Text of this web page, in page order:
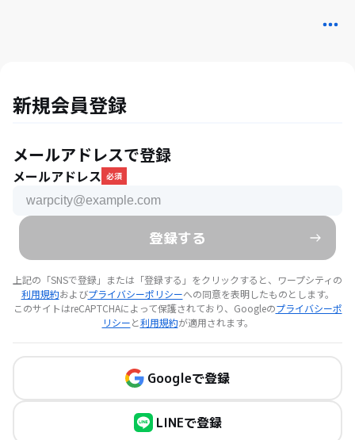
新規会員登録
メールアドレスで登録
メールアドレス 必須
登録する
上記の「SNSで登録」または「登録する」をクリックすると、ワープシティの
利用規約およびプライバシーポリシーへの同意を表明したものとします。
このサイトはreCAPTCHAによって保護されており、Googleのプライバシーポ
リシーと利用規約が適用されます。
Googleで登録
LINEで登録